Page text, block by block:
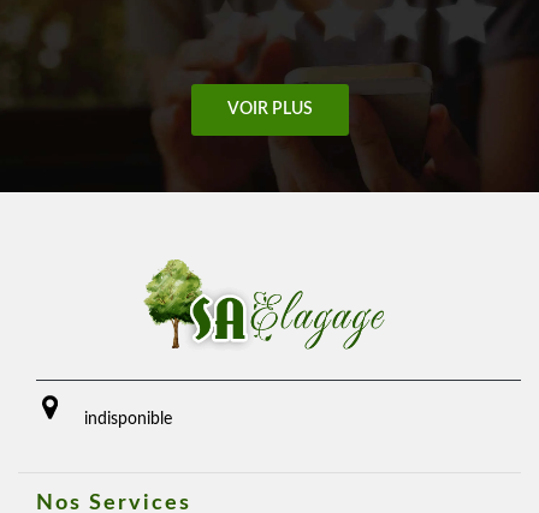
VOIR PLUS
indisponible
Nos Services